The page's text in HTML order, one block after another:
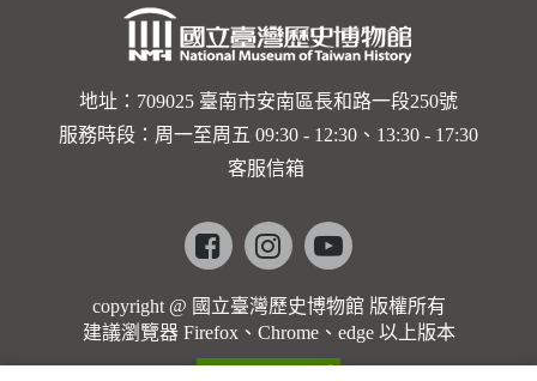
勒大地之
歌]【對
世界與生
命的依戀
馬勒大地
之歌】
地址：709025 臺南市安南區長和路一段250號
服務時段：周一至周五 09:30 - 12:30、13:30 - 17:30
客服信箱
Facebookinstagramyoutube
copyright @ 國立臺灣歷史博物館 版權所有
建議瀏覽器 Firefox、Chrome、edge 以上版本